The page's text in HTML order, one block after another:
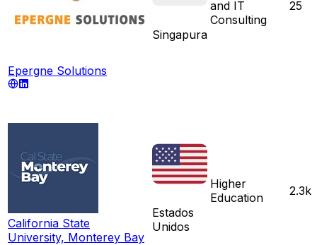
Epergne Solutions
Singapura
and IT
Consulting
25
California State
University, Monterey Bay
Estados
Unidos
Higher
Education
2.3k